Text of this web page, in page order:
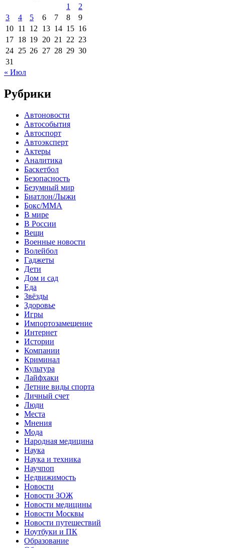
1
2
3
4 5 6 7 8
9
10 11 12 13 14 15 16
17 18 19 20 21 22 23
24 25 26 27 28 29 30
31
« Июл
Рубрики
Автоновости
Автособытия
Автоспорт
Автоэксперт
Актеры
Аналитика
Баскетбол
Безопасность
Безумный мир
Биатлон/Лыжи
Бокс/MMA
В мире
В России
Вещи
Военные новости
Волейбол
Гаджеты
Дети
Дом и сад
Еда
Звёзды
Здоровье
Игры
Импортозамещение
Интернет
Истории
Компании
Криминал
Культура
Лайфхаки
Летние виды спорта
Личный счет
Люди
Места
Мнения
Мода
Народная медицина
Наука
Наука и техника
Научпоп
Недвижимость
Новости
Новости ЗОЖ
Новости медицины
Новости Москвы
Новости путешествий
Ноутбуки и ПК
Образование